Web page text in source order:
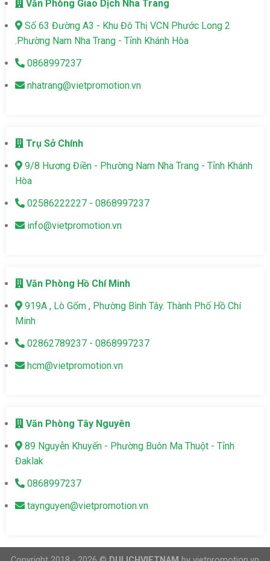
Văn Phòng Giao Dịch Nha Trang
Số 63 Đường A3 - Khu Đô Thị VCN Phước Long 2
.Phường Nam Nha Trang - Tỉnh Khánh Hòa
0868997237
nhatrang@vietpromotion.vn
Trụ Sở Chính
9/8 Hương Điền - Phường Nam Nha Trang - Tỉnh Khánh
Hòa
02586222227 - 0868997237
info@vietpromotion.vn
Văn Phòng Hồ Chí Minh
919A , Lò Gốm , Phường Bình Tây. Thành Phố Hồ Chí
Minh
02862789237 - 0868997237
hcm@vietpromotion.vn
Văn Phòng Tây Nguyên
89 Nguyễn Khuyến - Phường Buôn Ma Thuột - Tỉnh
Đaklak
0868997237
taynguyen@vietpromotion.vn